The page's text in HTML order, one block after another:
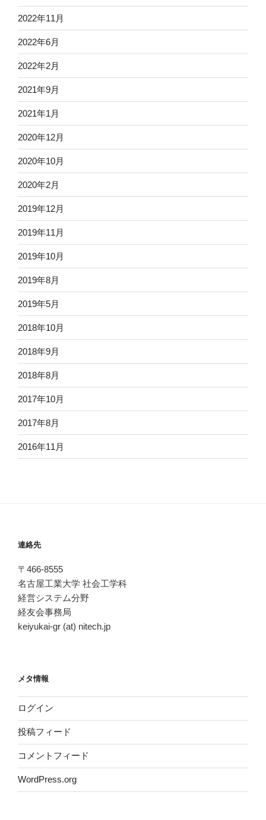
2022年11月
2022年6月
2022年2月
2021年9月
2021年1月
2020年12月
2020年10月
2020年2月
2019年12月
2019年11月
2019年10月
2019年8月
2019年5月
2018年10月
2018年9月
2018年8月
2017年10月
2017年8月
2016年11月
連絡先
〒466-8555
名古屋工業大学 社会工学科
経営システム分野
経友会事務局
keiyukai-gr (at) nitech.jp
メタ情報
ログイン
投稿フィード
コメントフィード
WordPress.org